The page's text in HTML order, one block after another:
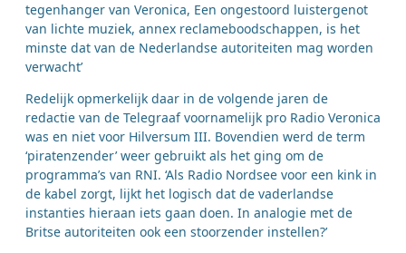
tegenhanger van Veronica, Een ongestoord luistergenot
van lichte muziek, annex reclameboodschappen, is het
minste dat van de Nederlandse autoriteiten mag worden
verwacht’
Redelijk opmerkelijk daar in de volgende jaren de
redactie van de Telegraaf voornamelijk pro Radio Veronica
was en niet voor Hilversum III. Bovendien werd de term
‘piratenzender’ weer gebruikt als het ging om de
programma’s van RNI. ‘Als Radio Nordsee voor een kink in
de kabel zorgt, lijkt het logisch dat de vaderlandse
instanties hieraan iets gaan doen. In analogie met de
Britse autoriteiten ook een stoorzender instellen?’